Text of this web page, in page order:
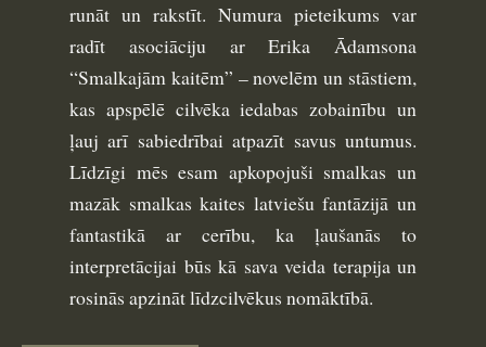
runāt un rakstīt. Numura pieteikums var
radīt asociāciju ar Erika Ādamsona
“Smalkajām kaitēm” – novelēm un stāstiem,
kas apspēlē cilvēka iedabas zobainību un
ļauj arī sabiedrībai atpazīt savus untumus.
Līdzīgi mēs esam apkopojuši smalkas un
mazāk smalkas kaites latviešu fantāzijā un
fantastikā ar cerību, ka ļaušanās to
interpretācijai būs kā sava veida terapija un
rosinās apzināt līdzcilvēkus nomāktībā.